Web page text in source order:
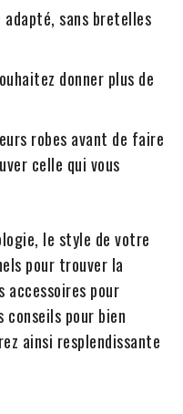
sans bretelles
donner plus de
robes avant de faire
celle qui vous
le style de votre
pour trouver la
accessoires pour
pour bien
ainsi resplendissante